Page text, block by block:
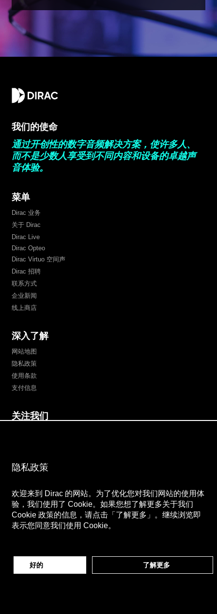
隐私政策
欢迎来到 Dirac 的网站。为了优化您对我们网站的使用体
验，我们使用了 Cookie。如果您想了解更多关于我们
Cookie 政策的信息，请点击「了解更多」。继续浏览即
表示您同意我们使用 Cookie。
了解更多
我们的使命
通过开创性的数字音频解决方案，使许多人、
而不是少数人享受到不同内容和设备的卓越声
音体验。
菜单
Dirac 业务
关于 Dirac
Dirac Live
Dirac Opteo
Dirac Virtuo 空间声
Dirac 招聘
联系方式
企业新闻
线上商店
深入了解
网站地图
隐私政策
使用条款
支付信息
关注我们